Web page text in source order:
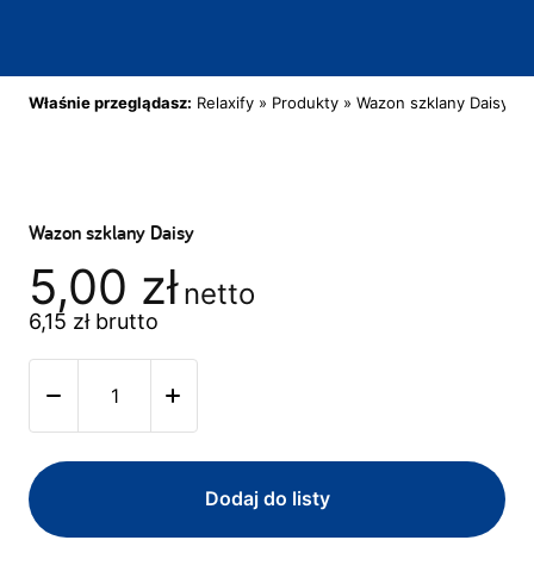
Właśnie przeglądasz: Relaxify » Produkty » Wazon szklany Daisy
Wazon szklany Daisy
5,00 zł netto
6,15 złbrutto
Dodaj do listy